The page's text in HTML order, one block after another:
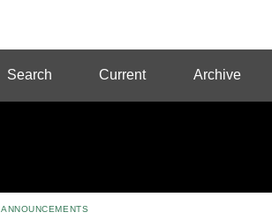
Search Current Archive
ANNOUNCEMENTS